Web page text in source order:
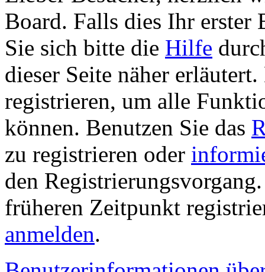
Board. Falls dies Ihr erster
Sie sich bitte die Hilfe
dieser Seite näher
registrieren, um alle
können. Benutzen Sie das
zu registrieren oder
den
früheren Zeitpunkt
anmelden.